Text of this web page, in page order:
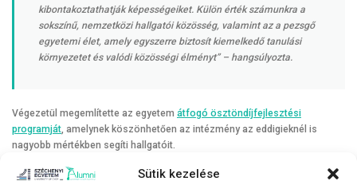
Sütik kezelése
kibontakoztathatják képességeiket. Külön érték számunkra a
sokszínű, nemzetközi hallgatói közösség, valamint az a pezsgő
egyetemi élet, amely egyszerre biztosít kiemelkedő tanulási
környezetet és valódi közösségi élményt” – hangsúlyozta.
Végezetül megemlítette az egyetem átfogó ösztöndíjfejlesztési
programját , amelynek köszönhetően az intézmény az eddigieknél is
nagyobb mértékben segíti hallgatóit.
Az idei felvételi eljárásban első helyen a legtöbben a járműmérnöki, a